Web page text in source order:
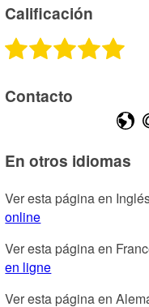
Calificación
Contacto
En otros idiomas
Ver esta página en
online
Ver esta página en
en ligne
Ver esta página en